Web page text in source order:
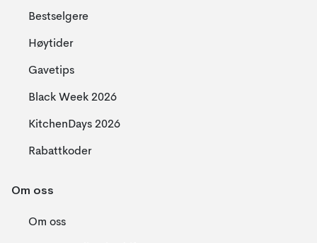
Bestselgere
Høytider
Gavetips
Black Week 2026
KitchenDays 2026
Rabattkoder
Om oss
Om oss